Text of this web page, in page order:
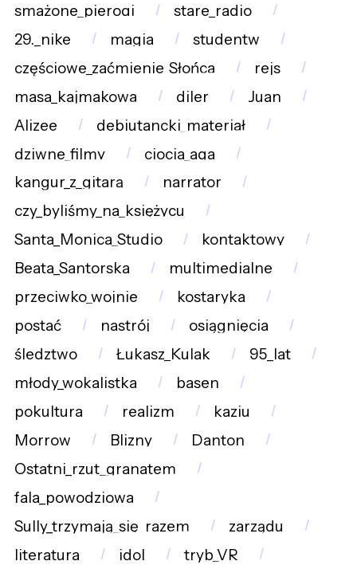
smażone_pierogi
stare_radio
29._nike
magia
studentw
częściowe_zaćmienie_Słońca
rejs
masa_kajmakowa
diler
Juan
Alizee
debiutancki_materiał
dziwne_filmy
ciocia_aga
kangur_z_gitarą
narrator
czy_byliśmy_na_księżycu
Santa_Monica_Studio
kontaktowy
Beata_Santorska
multimedialne
przeciwko_wojnie
kostaryka
postać
nastrój
osiągnięcia
śledztwo
Łukasz_Kulak
95_lat
młody_wokalistka
basen
pokultura
realizm
kaziu
Morrow
Blizny
Danton
Ostatni_rzut_granatem
fala_powodziowa
Sully_trzymają_się_razem
zarządu
literatura
idol
tryb_VR